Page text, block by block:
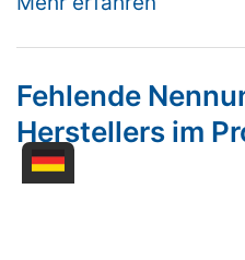
Fehlende
Herstellers im